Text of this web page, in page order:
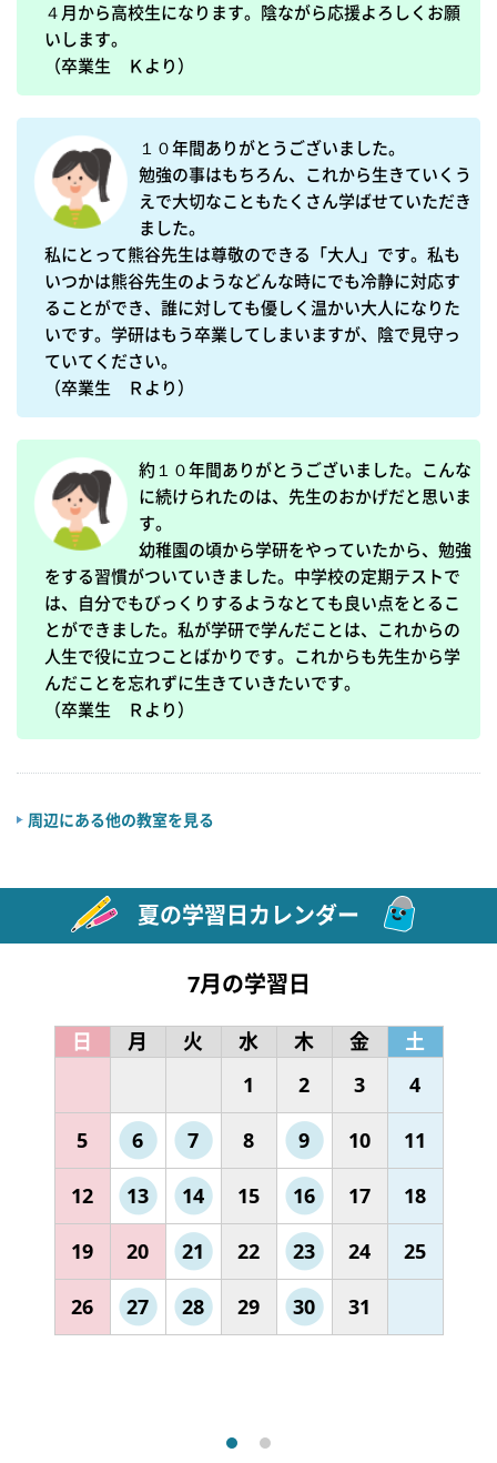
４月から高校生になります。陰ながら応援よろしくお願
いします。
（卒業生　Ｋより）
１０年間ありがとうございました。
勉強の事はもちろん、これから生きていくう
えで大切なこともたくさん学ばせていただき
ました。
私にとって熊谷先生は尊敬のできる「大人」です。私も
いつかは熊谷先生のようなどんな時にでも冷静に対応す
ることができ、誰に対しても優しく温かい大人になりた
いです。学研はもう卒業してしまいますが、陰で見守っ
ていてください。
（卒業生　Ｒより）
約１０年間ありがとうございました。こんな
に続けられたのは、先生のおかげだと思いま
す。
幼稚園の頃から学研をやっていたから、勉強
をする習慣がついていきました。中学校の定期テストで
は、自分でもびっくりするようなとても良い点をとるこ
とができました。私が学研で学んだことは、これからの
人生で役に立つことばかりです。これからも先生から学
んだことを忘れずに生きていきたいです。
（卒業生　Ｒより）
周辺にある他の教室を見る
夏の学習日カレンダー
7月の学習日
日 月 火 水 木 金
土
1
2 3 4
5 6 7 8 9 10 11
12 13 14 15 16 17 18
19 20 21 22 23 24 25
26 27 28 29 30 31